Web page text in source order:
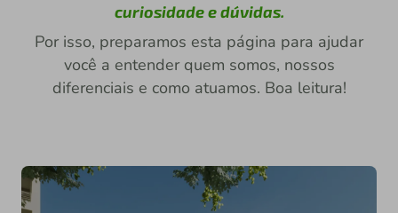
curiosidade e dúvidas.
Por isso, preparamos esta página para ajudar
você a entender quem somos, nossos
diferenciais e como atuamos. Boa leitura!